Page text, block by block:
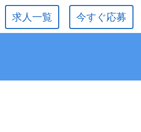
今すぐ応募
求人一覧